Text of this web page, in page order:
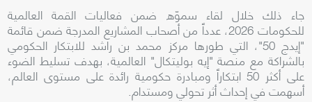
جاء ذلك خلال لقاء سموّه ضمن فعاليات القمة العالمية
للحكومات 2026، عدداً من أصحاب المشاريع المدرجة ضمن قائمة
"إيدج 50"، التي طورها مركز محمد بن راشد للابتكار الحكومي
بالشراكة مع منصة "إيه بوليتكال" العالمية، بهدف تسليط الضوء
على أكثر 50 ابتكاراً ومبادرة حكومية رائدة على مستوى العالم،
أسهمت في إحداث أثر تحولي ومستدام.